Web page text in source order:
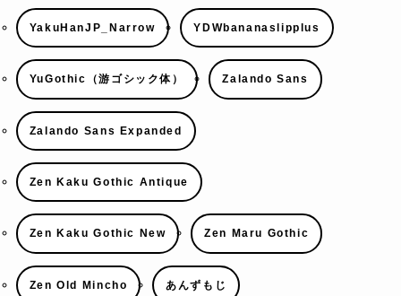
YakuHanJP_Narrow YDWbananaslipplus
YuGothic（游ゴシック体） Zalando Sans
Zalando Sans Expanded
Zen Kaku Gothic Antique
Zen Kaku Gothic New Zen Maru Gothic
Zen Old Mincho あんずもじ